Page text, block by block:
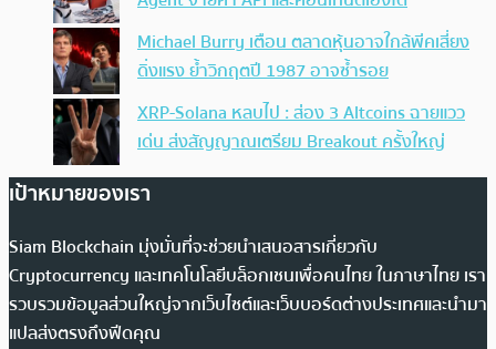
Michael Burry เตือน ตลาดหุ้นอาจใกล้พีคเสี่ยง
ดิ่งแรง ย้ำวิกฤตปี 1987 อาจซ้ำรอย
XRP-Solana หลบไป : ส่อง 3 Altcoins ฉายแวว
เด่น ส่งสัญญาณเตรียม Breakout ครั้งใหญ่
เป้าหมายของเรา
Siam Blockchain มุ่งมั่นที่จะช่วยนำเสนอสารเกี่ยวกับ
Cryptocurrency และเทคโนโลยีบล็อกเชนเพื่อคนไทย ในภาษาไทย เรา
รวบรวมข้อมูลส่วนใหญ่จากเว็บไซต์และเว็บบอร์ดต่างประเทศและนำมา
แปลส่งตรงถึงฟีดคุณ